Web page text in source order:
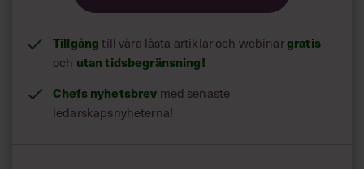
Tillgångtill våra låsta artiklar och webinargratis
och utan tidsbegränsning!
Chefs nyhetsbrev med senaste
ledarskapsnyheterna!